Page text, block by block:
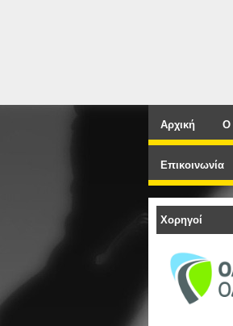
Αρχική Ο
Επικοινωνία
Χορηγοί